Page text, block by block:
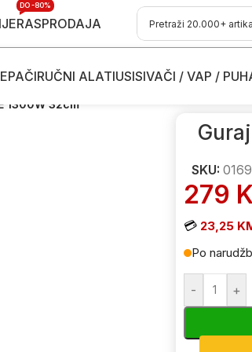
RASPRODAJA
DO -80%
RUČNI ALATIUSISIVAČI / VAP /
Električne kosilice - kosačice Gurajuće
1300W 32cm
SKU:
279
💳 23,25
Po
- +